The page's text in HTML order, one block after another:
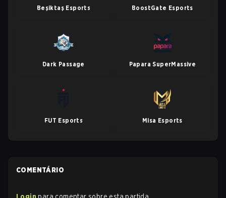
Beşiktaş Esports BoostGate Esports
Dark Passage Papara SuperMassive
FUT Esports Misa Esports
COMENTÁRIO